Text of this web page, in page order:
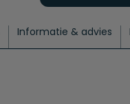
Informatie & advies